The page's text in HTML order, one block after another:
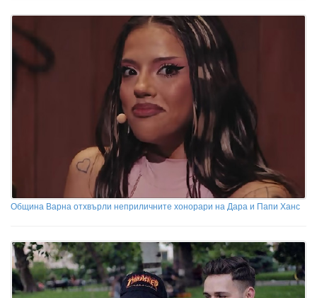
Община Варна отхвърли неприличните хонорари на Дара и Папи Ханс